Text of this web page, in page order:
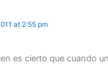
at 2:55 pm
es cierto que cuando